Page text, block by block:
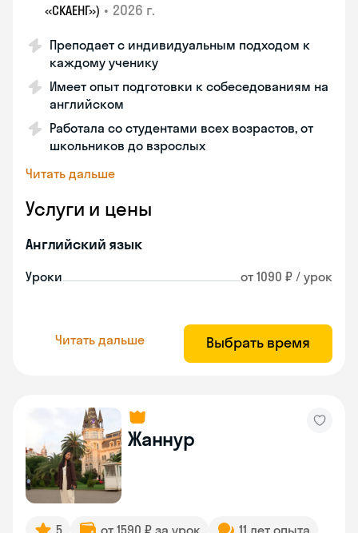
«СКАЕНГ») • 2026 г.
Преподает с индивидуальным подходом к
каждому ученику
Имеет опыт подготовки к собеседованиям на
английском
Работала со студентами всех возрастов, от
школьников до взрослых
Читать дальше
Услуги и цены
Английский язык
Уроки от 1090 ₽ / урок
Читать дальше Выбрать время
Жаннур
5 от 1590 ₽ за урок
11 лет опыта